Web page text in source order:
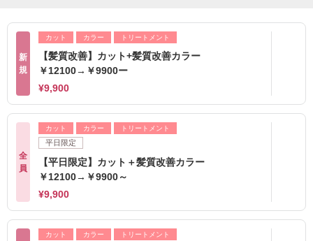
新
規
カット カラー トリートメント
【髪質改善】カット+髪質改善カラー
￥12100→￥9900ー
¥9,900
全
員
カット カラー トリートメント
平日限定
【平日限定】カット＋髪質改善カラー
￥12100→￥9900～
¥9,900
カット カラー トリートメント